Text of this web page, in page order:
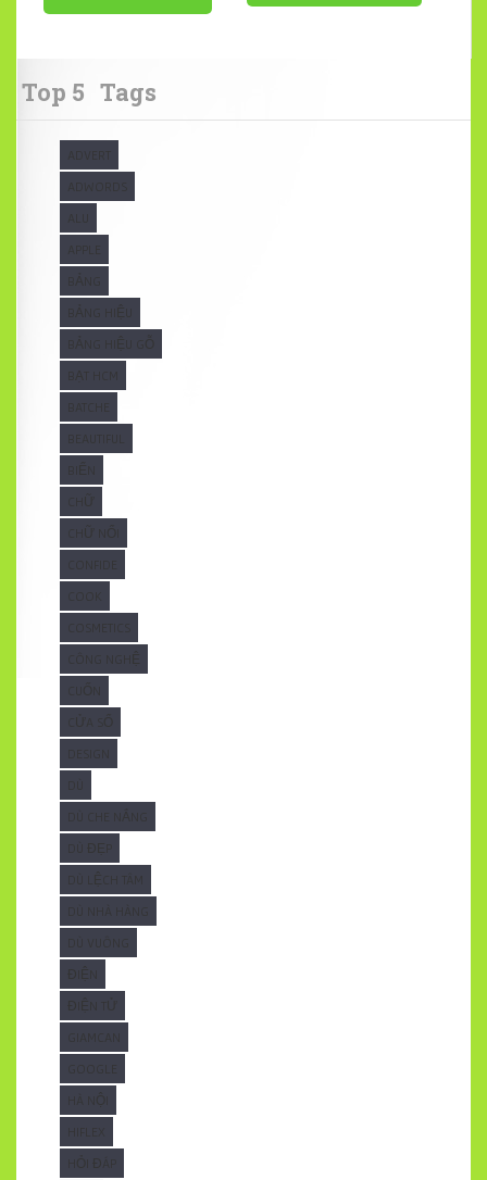
Top 5 Tags
ADVERT
ADWORDS
ALU
APPLE
BẢNG HIỆU
BẢNG HIỆU GỖ
BẠT HCM
BATCHE
BEAUTIFUL
BIỂN
CHỮ
CHỮ NỔI
COSMETICS
CÔNG NGHỆ
CUỐN
CỬA SỔ
DÙ ĐẸP
DÙ LỆCH TÂM
DÙ NHÀ HÀNG
ĐIỆN
ĐIỆN TỬ
GIAMCAN
HÀ NỘI
HỎI ĐÁP